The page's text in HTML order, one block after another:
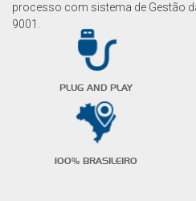
processo com sistema de Gestão
9001.
PLUG AND PLAY
100% BRASILEIRO